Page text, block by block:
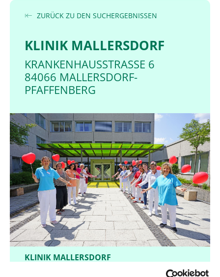
ZURÜCK ZU DEN SUCHERGEBNISSEN
KLINIK MALLERSDORF
KRANKENHAUSSTRASSE 6
84066 MALLERSDORF-
PFAFFENBERG
KLINIK MALLERSDORF